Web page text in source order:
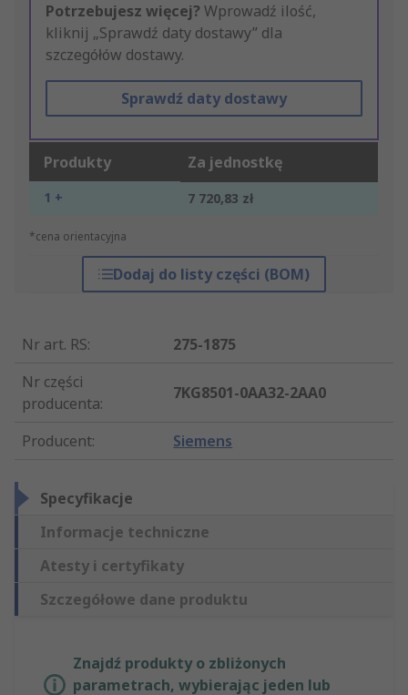
Potrzebujesz więcej? Wprowadź ilość,
kliknij „Sprawdź daty dostawy” dla
szczegółów dostawy.
Sprawdź daty dostawy
Produkty Za jednostkę
1 + 7 720,83 zł
*cena orientacyjna
Dodaj do listy części (BOM)
Nr art. RS:
275-1875
Nr części
producenta:
7KG8501-0AA32-2AA0
Producent: Siemens
Specyfikacje
Informacje techniczne
Atesty i certyfikaty
Szczegółowe dane produktu
Znajdź produkty o zbliżonych
parametrach, wybierając jeden lub